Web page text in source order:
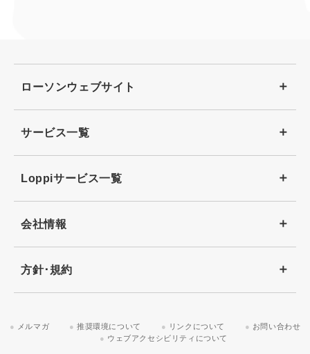
ローソンウェブサイト
サービス一覧
Loppiサービス一覧
会社情報
方針･規約
メルマガ 推奨環境について リンクについて
お問い合わせ
ウェブアクセシビリティについて